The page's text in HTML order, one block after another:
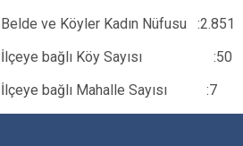
Belde ve Köyler Kadın Nüfusu :2.851
İlçeye bağlı Köy Sayısı :50
İlçeye bağlı Mahalle Sayısı :7